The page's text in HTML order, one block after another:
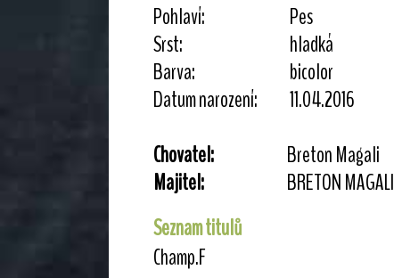
Pohlaví:
Pes
Srst:
hladká
Barva:
bicolor
Datum narození:
11.04.2016
Chovatel:
Breton Magali
Majitel:
BRETON MAGALI
Seznam titulů
Champ.F